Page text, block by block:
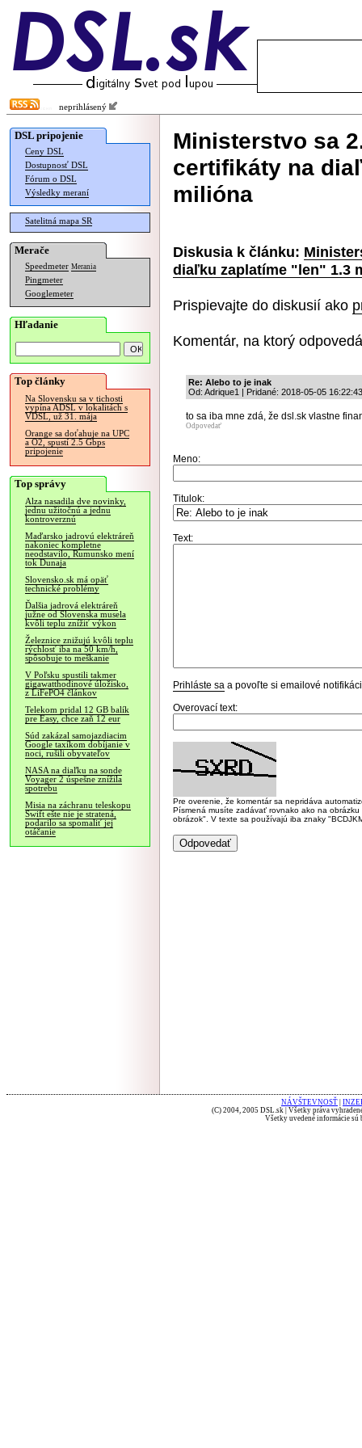
neprihlásený
DSL pripojenie
Ceny DSL
Dostupnosť DSL
Fórum o DSL
Výsledky meraní
Satelitná mapa SR
Merače
Speedmeter Merania
Pingmeter
Googlemeter
Hľadanie
Top články
Na Slovensku sa v tichosti
vypína ADSL v lokalitách s
VDSL, už 31. mája
Orange sa doťahuje na UPC
a O2, spustí 2.5 Gbps
pripojenie
Top správy
Alza nasadila dve novinky,
jednu užitočnú a jednu
kontroverznú
Maďarsko jadrovú elektráreň
nakoniec kompletne
neodstavilo, Rumunsko mení
tok Dunaja
Slovensko.sk má opäť
technické problémy
Ďalšia jadrová elektráreň
južne od Slovenska musela
kvôli teplu znížiť výkon
Železnice znižujú kvôli teplu
rýchlosť iba na 50 km/h,
spôsobuje to meškanie
V Poľsku spustili takmer
gigawatthodinové úložisko,
z LiFePO4 článkov
Telekom pridal 12 GB balík
pre Easy, chce zaň 12 eur
Súd zakázal samojazdiacim
Google taxíkom dobíjanie v
noci, rušili obyvateľov
NASA na diaľku na sonde
Voyager 2 úspešne znížila
spotrebu
Misia na záchranu teleskopu
Swift ešte nie je stratená,
podarilo sa spomaliť jej
otáčanie
Ministerstvo sa
certifikáty na
milióna
Diskusia k článku:
diaľku zaplatíme "len" 1.3
Prispievajte do diskusií ako
Komentár, na ktorý
Re: Alebo to je inak
Od: Adrique1 | Pridané: 2018-05-05 16:22:43
to sa iba mne zdá, že dsl.sk vlastne
Odpovedať
Meno:
Titulok:
Text:
Prihláste sa a povoľte si emailové
Overovací text:
Pre overenie, že komentár sa nepridáva
Písmená musíte zadávať rovnako ako na
obrázok". V texte sa používajú iba znaky
NÁVŠTEVNOSŤ
(C) 2004, 2005 DSL.sk | Všetky práva
Všetky uvedené informácie sú